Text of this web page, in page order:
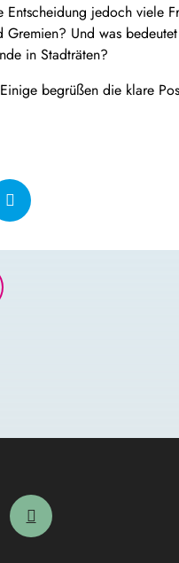
jedoch viele
Und was
in Stadträten?
begrüßen die klare